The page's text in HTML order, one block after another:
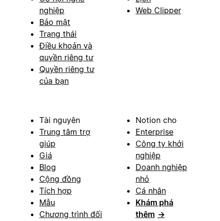
nghiệp
Bảo mật
Trạng thái
Điều khoản và
quyền riêng tư
Quyền riêng tư
của bạn
Web Clipper
Tài nguyên
Trung tâm trợ
giúp
Giá
Blog
Cộng đồng
Tích hợp
Mẫu
Chương trình đối
Notion cho
Enterprise
Công ty khởi
nghiệp
Doanh nghiệp
nhỏ
Cá nhân
Khám phá
thêm →